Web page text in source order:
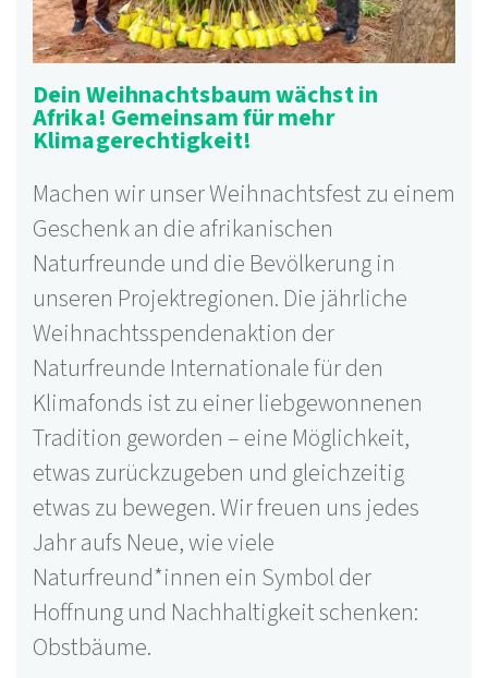
Dein Weihnachtsbaum wächst in
Afrika! Gemeinsam für mehr
Klimagerechtigkeit!
Machen wir unser Weihnachtsfest zu einem
Geschenk an die afrikanischen
Naturfreunde und die Bevölkerung in
unseren Projektregionen. Die jährliche
Weihnachtsspendenaktion der
Naturfreunde Internationale für den
Klimafonds ist zu einer liebgewonnenen
Tradition geworden – eine Möglichkeit,
etwas zurückzugeben und gleichzeitig
etwas zu bewegen. Wir freuen uns jedes
Jahr aufs Neue, wie viele
Naturfreund*innen ein Symbol der
Hoffnung und Nachhaltigkeit schenken:
Obstbäume.